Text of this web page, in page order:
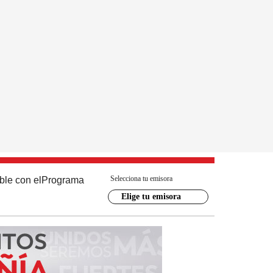
con el Programa Selecciona tu emisora
Elige tu emisora